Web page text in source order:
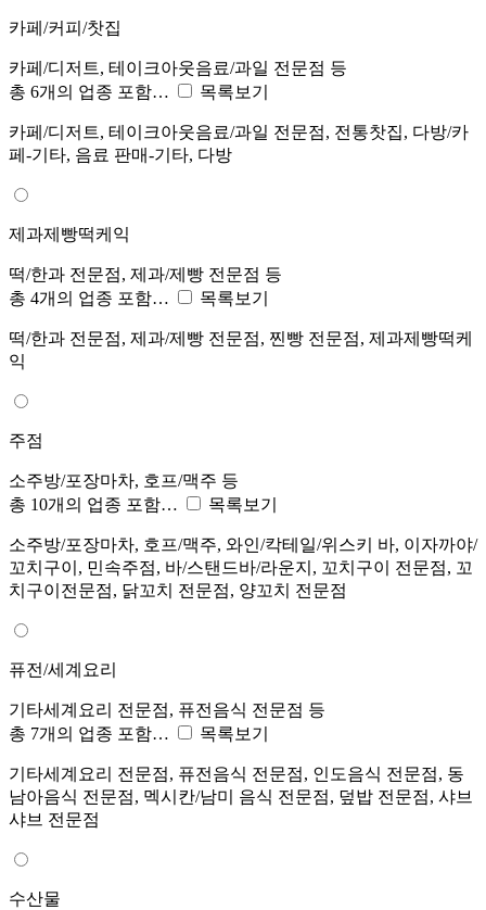
카페/커피/찻집
카페/디저트, 테이크아웃음료/과일 전문점 등
총 6개의 업종 포함…
목록보기
카페/디저트, 테이크아웃음료/과일 전문점, 전통찻집, 다방/카
페-기타, 음료 판매-기타, 다방
제과제빵떡케익
떡/한과 전문점, 제과/제빵 전문점 등
총 4개의 업종 포함…
목록보기
떡/한과 전문점, 제과/제빵 전문점, 찐빵 전문점, 제과제빵떡케
익
주점
소주방/포장마차, 호프/맥주 등
총 10개의 업종 포함…
목록보기
소주방/포장마차, 호프/맥주, 와인/칵테일/위스키 바, 이자까야/
꼬치구이, 민속주점, 바/스탠드바/라운지, 꼬치구이 전문점, 꼬
치구이전문점, 닭꼬치 전문점, 양꼬치 전문점
퓨전/세계요리
기타세계요리 전문점, 퓨전음식 전문점 등
총 7개의 업종 포함…
목록보기
기타세계요리 전문점, 퓨전음식 전문점, 인도음식 전문점, 동
남아음식 전문점, 멕시칸/남미 음식 전문점, 덮밥 전문점, 샤브
샤브 전문점
수산물